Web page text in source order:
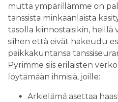
mutta ympärillämme on
tanssista minkäänlaista
tasolla kiinnostaisikin, heillä
siihen että eivät hakeudu
paikkakuntansa
Pyrimme siis erilaisten
löytämään ihmisiä, joille:
Arkielämä asettaa